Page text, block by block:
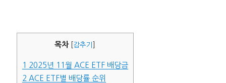
목차 감추기
1 2025년 11월 ACE ETF 배당금
2 ACE ETF별 배당률 순위